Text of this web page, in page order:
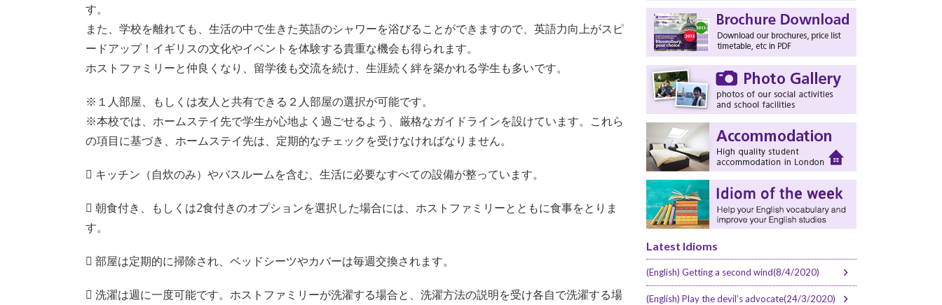
す。
また、学校を離れても、生活の中で生きた英語のシャワーを浴びることができますので、英語力向上がスピ
ードアップ！イギリスの文化やイベントを体験する貴重な機会も得られます。
ホストファミリーと仲良くなり、留学後も交流を続け、生涯続く絆を築かれる学生も多いです。
※１人部屋、もしくは友人と共有できる２人部屋の選択が可能です。
※本校では、ホームステイ先で学生が心地よく過ごせるよう、厳格なガイドラインを設けています。これら
の項目に基づき、ホームステイ先は、定期的なチェックを受けなければなりません。
 キッチン（自炊のみ）やバスルームを含む、生活に必要なすべての設備が整っています。
 朝食付き、もしくは2食付きのオプションを選択した場合には、ホストファミリーとともに食事をとりま
す。
 部屋は定期的に掃除され、ベッドシーツやカバーは毎週交換されます。
 洗濯は週に一度可能です。ホストファミリーが洗濯する場合と、洗濯方法の説明を受け各自で洗濯する場
Latest Idioms
(English) Getting a second wind(8/4/2020)
(English) Play the devil’s advocate(24/3/2020)